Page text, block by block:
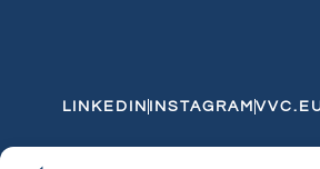
LINKEDIN INSTAGRAM